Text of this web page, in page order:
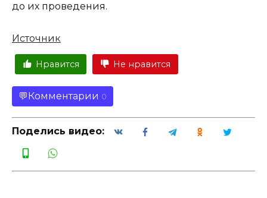
до их проведения.
Источник
Нравится Не нравится
Комментарии 0
Поделись видео: